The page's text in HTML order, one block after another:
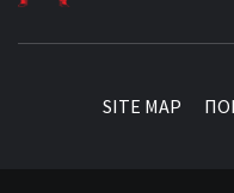
SITE MAP